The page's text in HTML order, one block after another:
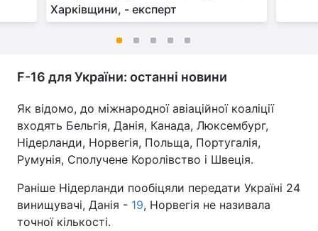
Харківщини, - експерт
F-16 для України: останні новини
Як відомо, до міжнародної авіаційної коаліції
входять Бельгія, Данія, Канада, Люксембург,
Нідерланди, Норвегія, Польща, Португалія,
Румунія, Сполучене Королівство і Швеція.
Раніше Нідерланди пообіцяли передати Україні 24
винищувачі, Данія - 19, Норвегія не називала
точної кількості.